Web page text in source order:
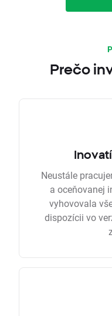
Prečo
Neustále
a oceňovanej
vyhovovala
dispozícii vo